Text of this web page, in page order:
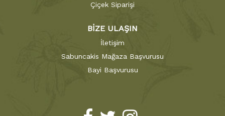
Çiçek Siparişi
BİZE ULAŞIN
İletişim
Sabuncakis Mağaza Başvurusu
Bayi Başvurusu